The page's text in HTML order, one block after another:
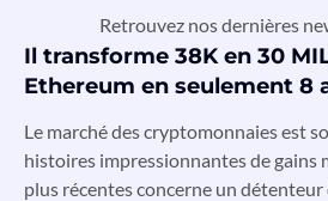
Retrouvez nos dernières
Il transforme 38K en 30
Ethereum en seulement 8
Le marché des cryptomonnaies est
histoires impressionnantes de gains
plus récentes concerne un détenteur